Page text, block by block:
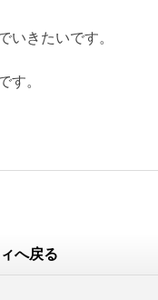
いきたいです。
す。
へ戻る